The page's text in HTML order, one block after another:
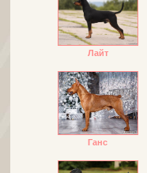
Лайт
Ганс